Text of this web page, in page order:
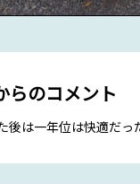
らのコメント
後は一年位は快適だ